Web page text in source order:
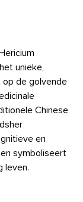
unieke,
de golvende
Chinese
en
symboliseert
leven.